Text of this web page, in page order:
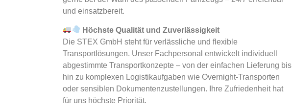
und einsatzbereit.
Höchste Qualität und Zuverlässigkeit
Die STEX GmbH steht für verlässliche und flexible
Transportlösungen. Unser Fachpersonal entwickelt individuell
abgestimmte Transportkonzepte – von der einfachen Lieferung bis
hin zu komplexen Logistikaufgaben wie Overnight-Transporten
oder sensiblen Dokumentenzustellungen. Ihre Zufriedenheit hat
für uns höchste Priorität.